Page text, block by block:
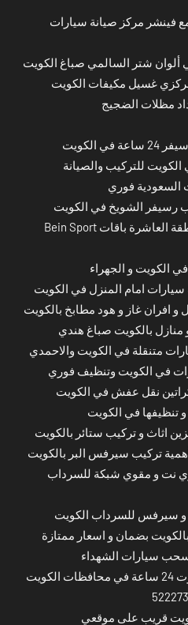
فينشر مركز صيانة سيارات
ألوان شتر السالمي صباغ الكويت
غسيل مكيفات الكويت
مظلات الضجيج
الكويت للتركيب والصيانة
السعودية فوري
رسيفر الشويخ في الكويت
اشتراك بي ان سبورت المنطقة العاشرة باقات Bein Sport
الكويت و الجهراء
امام المنزل في الكويت
افران غاز و هود مطابخ بالكويت
بالكويت صباغ هندي
متنقلة في الكويت والاحمدي
في الكويت وتنظيف فوري
نقل عفش في الكويت
في الكويت
اثاث و تركيب ستائر بالكويت
تركيب سيرفس البر بالكويت
نت و مقوي شبكة للسرداب
سيرفس للسرداب الكويت
بضمان و اسعار ممتازة
سحب سيارات الشهداء
قريب على موقعي